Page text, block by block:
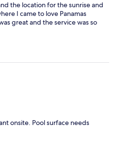
the location for the sunrise and
I came to love Panamas
great and the service was so
onsite. Pool surface needs